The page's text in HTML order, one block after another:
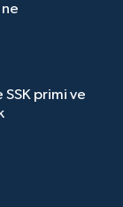
primi ve